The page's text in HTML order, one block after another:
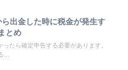
ら出金した時に税金が発生す
とめ
たら確定申告する必要があります。